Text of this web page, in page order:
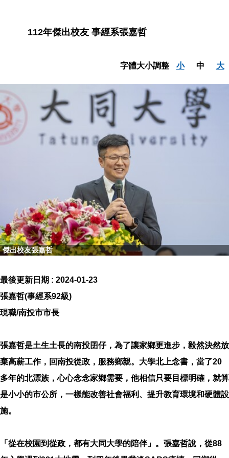
112年傑出校友 事經系張嘉哲
字體大小調整 小 中 大
傑出校友張嘉哲
最後更新日期 : 2024-01-23
張嘉哲(事經系92級)
現職/南投市市長
張嘉哲是土生土長的南投囝仔，為了讓家鄉更進步，毅然決然放
棄高薪工作，回南投從政，服務鄉親。大學北上念書，當了20
多年的北漂族，心心念念家鄉需要，他相信只要目標明確，就算
是小小的市公所，一樣能改善社會福利、提升教育環境和硬體設
施。
「從在校園到從政，都有大同大學的陪伴」。張嘉哲說，從88